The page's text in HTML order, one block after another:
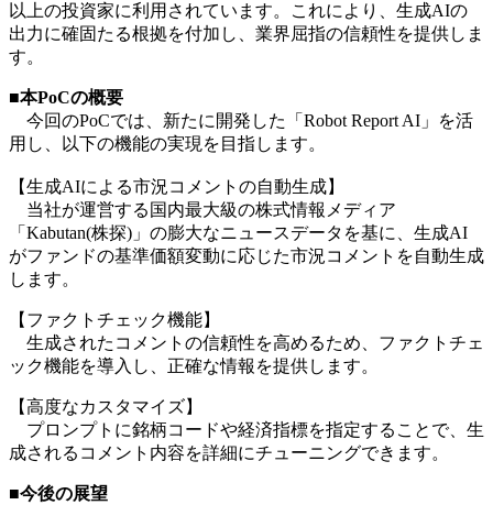
以上の投資家に利用されています。これにより、生成AIの
出力に確固たる根拠を付加し、業界屈指の信頼性を提供しま
す。
■本PoCの概要
今回のPoCでは、新たに開発した「Robot Report AI」を活
用し、以下の機能の実現を目指します。
【生成AIによる市況コメントの自動生成】
当社が運営する国内最大級の株式情報メディア
「 Kabutan(株探) 」の膨大なニュースデータを基に、生成AI
がファンドの基準価額変動に応じた市況コメントを自動生成
します。
【ファクトチェック機能】
生成されたコメントの信頼性を高めるため、ファクトチェ
ック機能を導入し、正確な情報を提供します。
【高度なカスタマイズ】
プロンプトに銘柄コードや経済指標を指定することで、生
成されるコメント内容を詳細にチューニングできます。
■今後の展望